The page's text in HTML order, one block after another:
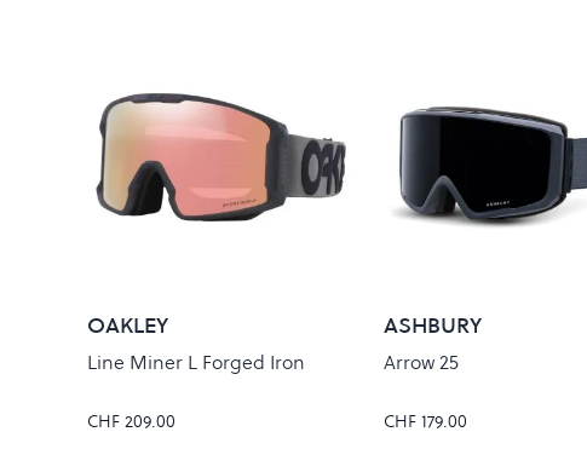
OAKLEY
Line Miner L Forged Iron
CHF 209.00
ASHBURY
Arrow 25
CHF 179.00